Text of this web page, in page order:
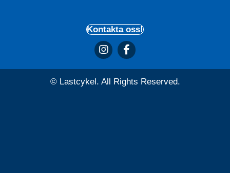
Kontakta oss!
© Lastcykel. All Rights Reserved.